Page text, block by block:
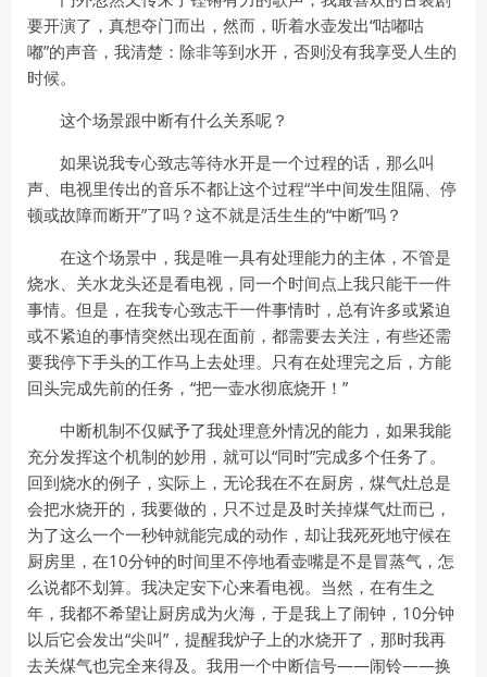
要开演了，真想夺门而出，然而，听着水壶发出“咕嘟咕
嘟”的声音，我清楚：除非等到水开，否则没有我享受人生的
时候。
这个场景跟中断有什么关系呢？
如果说我专心致志等待水开是一个过程的话，那么叫
声、电视里传出的音乐不都让这个过程“半中间发生阻隔、停
顿或故障而断开”了吗？这不就是活生生的“中断”吗？
在这个场景中，我是唯一具有处理能力的主体，不管是
烧水、关水龙头还是看电视，同一个时间点上我只能干一件
事情。但是，在我专心致志干一件事情时，总有许多或紧迫
或不紧迫的事情突然出现在面前，都需要去关注，有些还需
要我停下手头的工作马上去处理。只有在处理完之后，方能
回头完成先前的任务，“把一壶水彻底烧开！”
中断机制不仅赋予了我处理意外情况的能力，如果我能
充分发挥这个机制的妙用，就可以“同时”完成多个任务了。
回到烧水的例子，实际上，无论我在不在厨房，煤气灶总是
会把水烧开的，我要做的，只不过是及时关掉煤气灶而已，
为了这么一个一秒钟就能完成的动作，却让我死死地守候在
厨房里，在10分钟的时间里不停地看壶嘴是不是冒蒸气，怎
么说都不划算。我决定安下心来看电视。当然，在有生之
年，我都不希望让厨房成为火海，于是我上了闹钟，10分钟
以后它会发出“尖叫”，提醒我炉子上的水烧开了，那时我再
去关煤气也完全来得及。我用一个中断信号——闹铃——换